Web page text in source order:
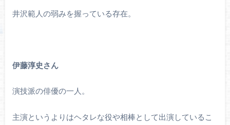
井沢範人の弱みを握っている存在。
伊藤淳史さん
演技派の俳優の一人。
主演というよりはヘタレな役や相棒として出演しているこ